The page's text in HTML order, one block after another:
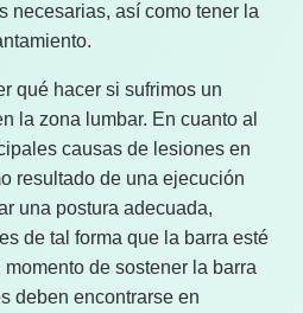
necesarias, así como tener la
qué hacer si sufrimos un
la zona lumbar. En cuanto al
causas de lesiones en
resultado de una ejecución
una postura adecuada,
de tal forma que la barra esté
de sostener la barra
deben encontrarse en